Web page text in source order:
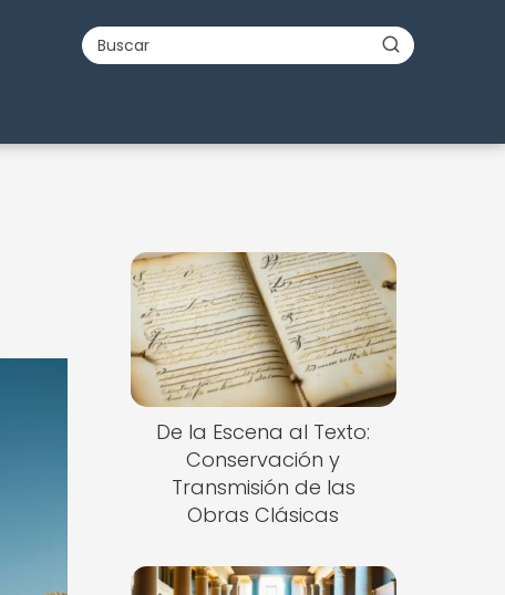
De la Escena al Texto:
Conservación y
Transmisión de las
Obras Clásicas